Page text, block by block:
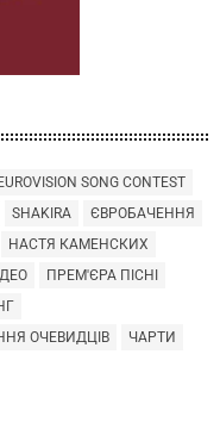
EUROVISION SONG CONTEST
SHAKIRA
ЄВРОБАЧЕННЯ
НАСТЯ КАМЕНСКИХ
ПРЕМ'ЄРА ПІСНІ
ОЧЕВИДЦІВ
ЧАРТИ